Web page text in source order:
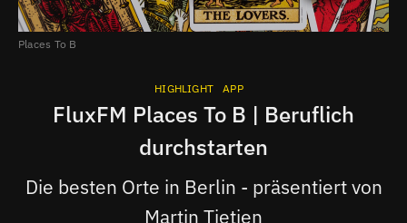
Places To B
HIGHLIGHT APP
FluxFM Places To B | Beruflich
durchstarten
Die besten Orte in Berlin - präsentiert von
Martin Tietjen